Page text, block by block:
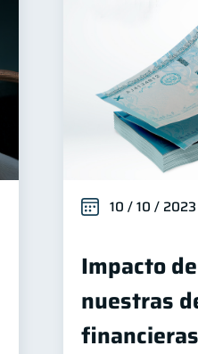
10 / 10 / 2023
Impacto
nuestras
financieras